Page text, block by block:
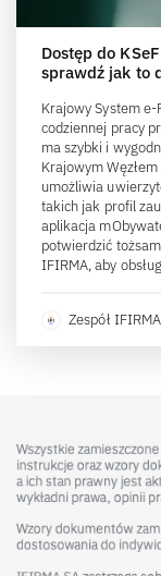
Dostęp do
sprawdź jak to
Krajowy System
codziennej pracy
ma szybki i
Krajowym
umożliwia
takich jak profil
aplikacja
potwierdzić
IFIRMA, aby
Zespół IFIRMA